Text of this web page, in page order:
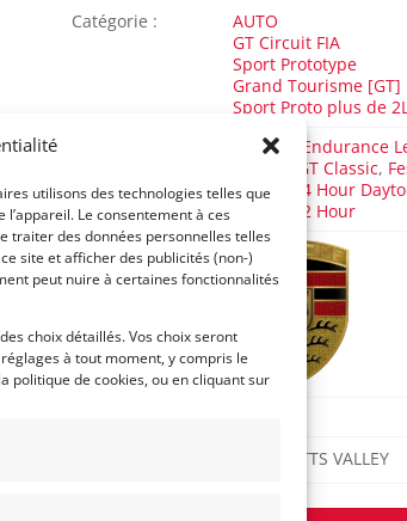
utilisons des technologies telles que
Le consentement à ces
traiter des données personnelles telles
site et afficher des publicités (non-)
peut nuire à certaines fonctionnalités
choix détaillés. Vos choix seront
à tout moment, y compris le
politique de cookies, ou en cliquant sur
Catégorie :
AUTO
GT Circuit FIA
Sport Prototype
Grand Tourisme [GT]
Sport Proto plus de 2L
Masters Endurance
GT Classic,
Classic 24 Hour
Classic 12 Hour
Marque :
SCOTTS VALLEY